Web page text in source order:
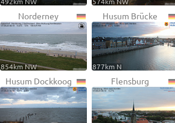
Norderney
854km NW
Husum Brücke
877km N
Husum Dockkoog Flensburg